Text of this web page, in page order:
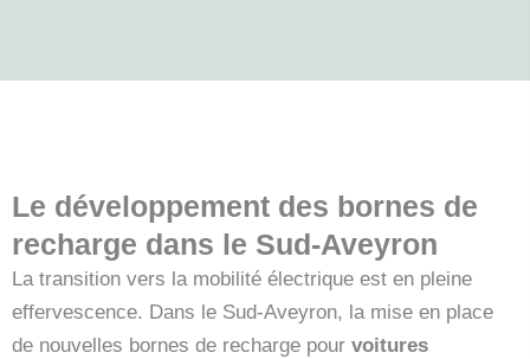
Le développement des bornes de
recharge dans le Sud-Aveyron
La transition vers la mobilité électrique est en pleine
effervescence. Dans le Sud-Aveyron, la mise en place
de nouvelles bornes de recharge pour voitures